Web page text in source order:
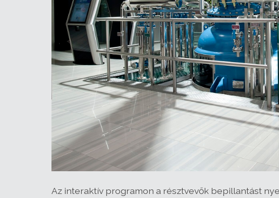
Az interaktív programon a résztvevők bepillantást